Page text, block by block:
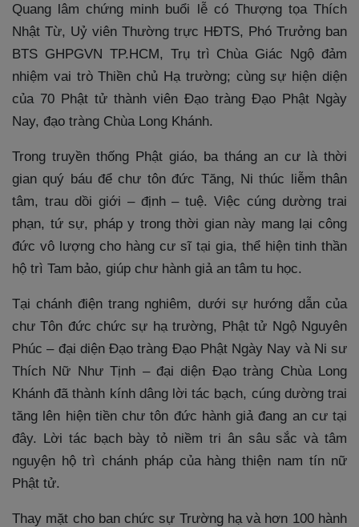
Quang lâm chứng minh buổi lễ có Thượng tọa Thích
Nhật Từ, Uỷ viên Thường trực HĐTS, Phó Trưởng ban
BTS GHPGVN TP.HCM, Trụ trì Chùa Giác Ngộ đảm
nhiệm vai trò Thiền chủ Hạ trường; cùng sự hiện diện
của 70 Phật tử thành viên Đạo tràng Đạo Phật Ngày
Nay, đạo tràng Chùa Long Khánh.
Trong truyền thống Phật giáo, ba tháng an cư là thời
gian quý báu để chư tôn đức Tăng, Ni thúc liễm thân
tâm, trau dồi giới – định – tuệ. Việc cúng dường trai
phạn, tứ sự, pháp y trong thời gian này mang lại công
đức vô lượng cho hàng cư sĩ tại gia, thể hiện tinh thần
hộ trì Tam bảo, giúp chư hành giả an tâm tu học.
Tại chánh điện trang nghiêm, dưới sự hướng dẫn của
chư Tôn đức chức sự hạ trường, Phật tử Ngộ Nguyên
Phúc – đại diện Đạo tràng Đạo Phật Ngày Nay và Ni sư
Thích Nữ Như Tịnh – đại diện Đạo tràng Chùa Long
Khánh đã thành kính dâng lời tác bạch, cúng dường trai
tăng lên hiện tiền chư tôn đức hành giả đang an cư tại
đây. Lời tác bạch bày tỏ niềm tri ân sâu sắc và tâm
nguyện hộ trì chánh pháp của hàng thiện nam tín nữ
Phật tử.
Thay mặt cho ban chức sự Trường hạ và hơn 100 hành